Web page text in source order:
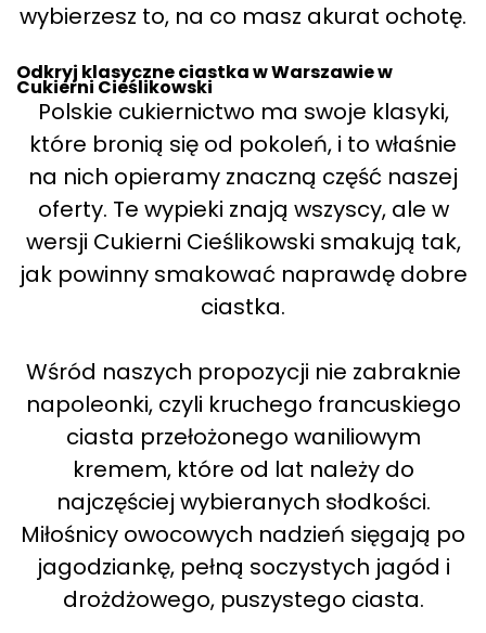
wybierzesz to, na co masz akurat ochotę.
Odkryj klasyczne ciastka w Warszawie w
Cukierni Cieślikowski
Polskie cukiernictwo ma swoje klasyki,
które bronią się od pokoleń, i to właśnie
na nich opieramy znaczną część naszej
oferty. Te wypieki znają wszyscy, ale w
wersji Cukierni Cieślikowski smakują tak,
jak powinny smakować naprawdę dobre
ciastka.
Wśród naszych propozycji nie zabraknie
napoleonki, czyli kruchego francuskiego
ciasta przełożonego waniliowym
kremem, które od lat należy do
najczęściej wybieranych słodkości.
Miłośnicy owocowych nadzień sięgają po
jagodziankę, pełną soczystych jagód i
drożdżowego, puszystego ciasta.